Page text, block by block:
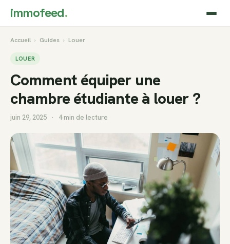
immofeed.
Accueil › Guides › Louer
LOUER
Comment équiper une
chambre étudiante à louer ?
juin 29, 2025 · 4 min de lecture